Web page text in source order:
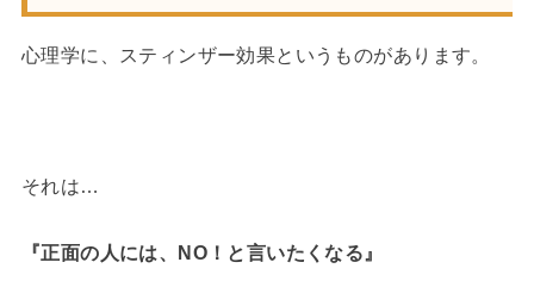
心理学に、スティンザー効果というものがあります。
それは…
『正面の人には、NO！と言いたくなる』